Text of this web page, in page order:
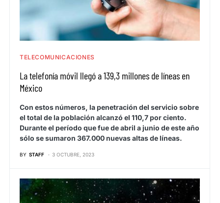
TELECOMUNICACIONES
La telefonía móvil llegó a 139,3 millones de líneas en
México
Con estos números, la penetración del servicio sobre
el total de la población alcanzó el 110,7 por ciento.
Durante el período que fue de abril a junio de este año
sólo se sumaron 367.000 nuevas altas de líneas.
BY STAFF 3 OCTUBRE, 2023